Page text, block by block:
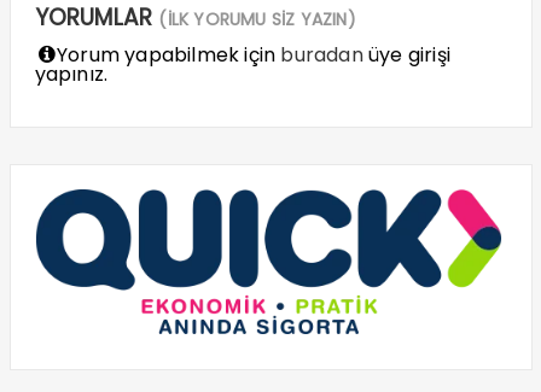
YORUMLAR (İLK YORUMU SİZ YAZIN)
Yorum yapabilmek için buradanüye girişi
yapınız.